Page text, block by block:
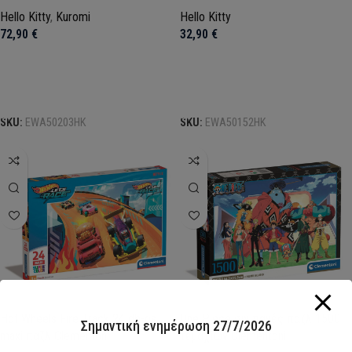
Hello Kitty, Kuromi
72,90 €
SKU: EWA50203HK
Hello Kitty
32,90 €
SKU: EWA50152HK
Hot Wheels Fire Track 24 db-os
maxi παζλ Clementoni
One Piece συμπαγές παζλ 1500
τεμαχίων Clementoni
Σημαντική ενημέρωση 27/7/2026